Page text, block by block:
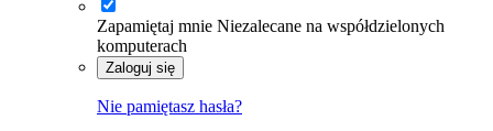
Zapamiętaj mnie Niezalecane na współdzielonych
komputerach
Zaloguj się
Nie pamiętasz hasła?